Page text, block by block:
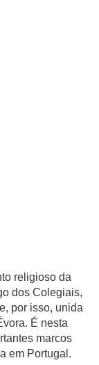
religioso da
dos Colegiais,
por isso, unida
É nesta
marcos
em Portugal.